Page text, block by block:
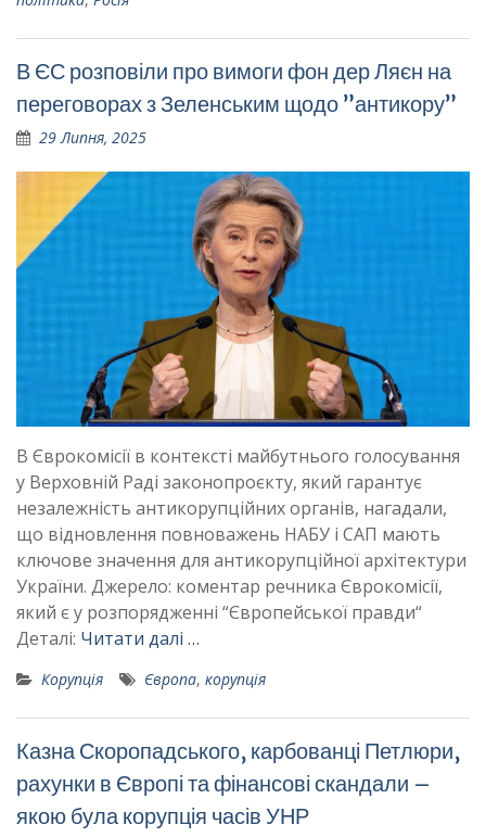
В ЄС розповіли про вимоги фон дер Ляєн на
переговорах з Зеленським щодо ”антикору”
29 Липня, 2025
В Єврокомісії в контексті майбутнього голосування
у Верховній Раді законопроєкту, який гарантує
незалежність антикорупційних органів, нагадали,
що відновлення повноважень НАБУ і САП мають
ключове значення для антикорупційної архітектури
України. Джерело: коментар речника Єврокомісії,
який є у розпорядженні “Європейської правди“
Деталі: Читати далі …
Корупція Європа, корупція
Казна Скоропадського, карбованці Петлюри,
рахунки в Європі та фінансові скандали –
якою була корупція часів УНР